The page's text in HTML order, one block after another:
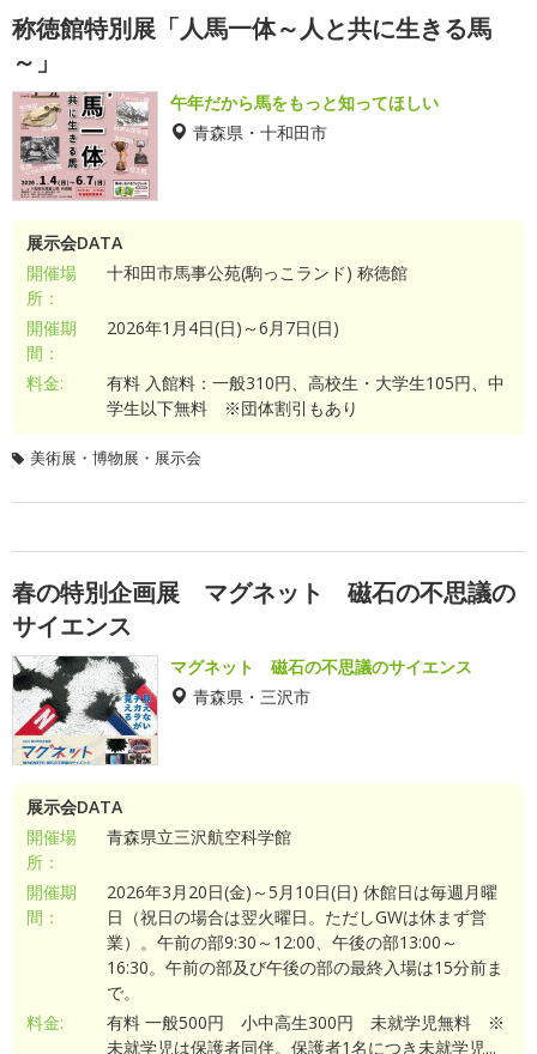
称徳館特別展「人馬一体～人と共に生きる馬
～」
午年だから馬をもっと知ってほしい
青森県・十和田市
展示会DATA
開催場
所：
十和田市馬事公苑(駒っこランド) 称徳館
開催期
間：
2026年1月4日(日)～6月7日(日)
料金:
有料 入館料：一般310円、高校生・大学生105円、中
学生以下無料 ※団体割引もあり
美術展・博物展・展示会
春の特別企画展 マグネット 磁石の不思議の
サイエンス
マグネット 磁石の不思議のサイエンス
青森県・三沢市
展示会DATA
開催場
所：
青森県立三沢航空科学館
開催期
間：
2026年3月20日(金)～5月10日(日) 休館日は毎週月曜
日（祝日の場合は翌火曜日。ただしGWは休まず営
業）。午前の部9:30～12:00、午後の部13:00～
16:30。午前の部及び午後の部の最終入場は15分前ま
で。
料金:
有料 一般500円 小中高生300円 未就学児無料 ※
未就学児は保護者同伴。保護者1名につき未就学児...